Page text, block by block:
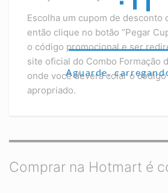
Aguarde,
Escolha um cupom de desconto
então clique no botão “Pegar
o código promocional e ser
site oficial do Combo Formação
onde você deverá colar o código
apropriado.
Comprar na Hotmart é